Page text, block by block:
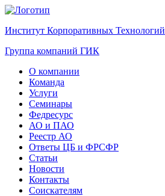
Институт Корпоративных Технологий
Группа компаний ГИК
О компании
Команда
Услуги
Семинары
Федресурс
АО и ПАО
Реестр АО
Ответы ЦБ и ФРСФР
Статьи
Новости
Контакты
Соискателям